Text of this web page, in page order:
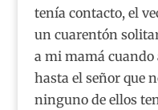
tenía contacto, el
un cuarentón
a mi mamá cuando
hasta el señor que
ninguno de ellos